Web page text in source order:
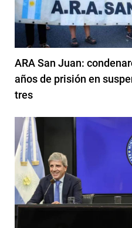
ARA San Juan:
años de prisión en
tres